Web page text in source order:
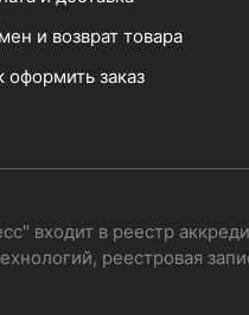
и возврат товара
оформить заказ
входит в реестр
реестровая